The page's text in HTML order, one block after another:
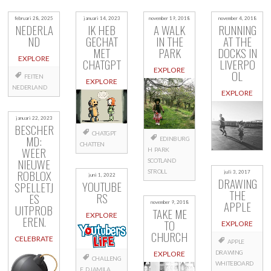
februari 28, 2025
NEDERLA
ND
EXPLORE
FEITEN
NEDERLAND
januari 22, 2023
BESCHER
MD:
WEER
NIEUWE
ROBLOX
SPELLETJ
ES
UITPROB
EREN.
CELEBRATE
januari 14, 2023
IK HEB
GECHAT
MET
CHATGPT
EXPLORE
CHATGPT
CHATTEN
juni 1, 2022
YOUTUBE
RS
EXPLORE
CHALLENG
E DJAMILA
november 19, 2018
A WALK
IN THE
PARK
EXPLORE
EDINBURG
H PARK
SCOTLAND
STROLL
november 9, 2018
TAKE ME
TO
CHURCH
EXPLORE
november 4, 2018
RUNNING
AT THE
DOCKS IN
LIVERPO
OL
EXPLORE
juli 3, 2017
DRAWING
THE
APPLE
EXPLORE
APPLE
DRAWING
WHITEBOARD